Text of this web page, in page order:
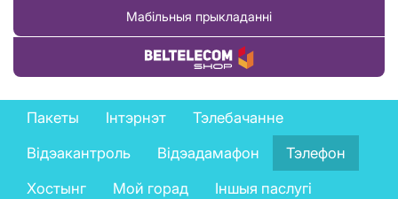
Мабільныя прыкладанні
Купіць тавар
Private
services
menu
Пакеты Інтэрнэт
Тэлебачанне
Відэакантроль
Відэадамафон
Тэлефон
Хостынг
Мой горад
Іншыя паслугі